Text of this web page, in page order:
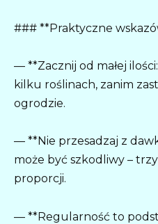
### **Praktyczne
— **Zacznij od małej
kilku roślinach, zanim
ogrodzie.
— **Nie przesadzaj z
może być szkodliwy –
proporcji.
— **Regularność to